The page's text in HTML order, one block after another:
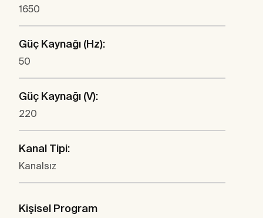
1650
Güç Kaynağı (Hz):
50
Güç Kaynağı (V):
220
Kanal Tipi:
Kanalsız
Kişisel Program